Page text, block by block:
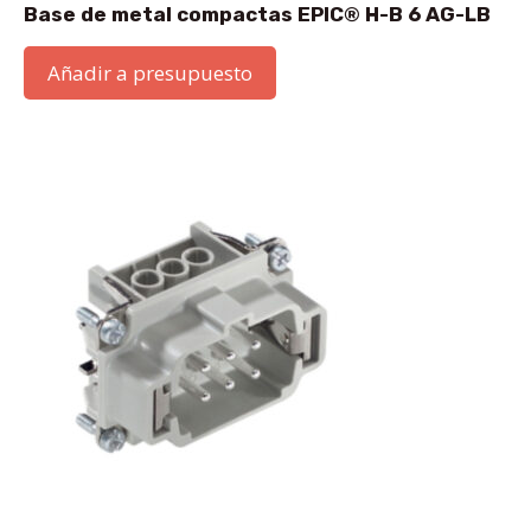
Base de metal compactas EPIC® H-B 6 AG-LB
Añadir a presupuesto